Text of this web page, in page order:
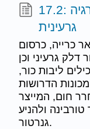
17.2: ייצור חשמל באמצעות אנרגיה
גרעינית
כרייה, כרסום
דלק גרעיני וכן
ליבות כור,
הדרושות
חום, המייצר
ולהניע
גנרטור.